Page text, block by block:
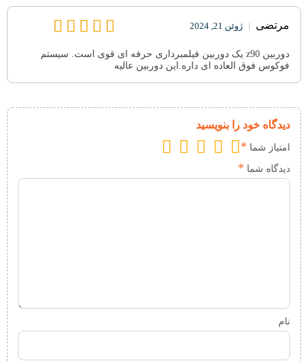
مرتضی | ژوئن 21, 2024
دوربین z90 یک دوربین فیلمبرداری حرفه ای قوی است. سیستم
فوکوس فوق العاده ای داره.این دوربین عالیه
دیدگاه خود را بنویسید
امتیاز شما *
دیدگاه شما *
نام